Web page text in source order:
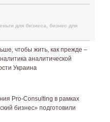
для бизнеса, бизнес для
чтобы жить, как прежде –
аналитической
Украина
Pro-Consulting в рамках
бизнес» подготовили